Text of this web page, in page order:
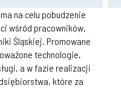
ma na celu pobudzenie
wśród pracowników,
Śląskiej. Promowane
technologie,
a w fazie realizacji
które za